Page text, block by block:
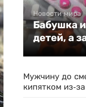
Новости мира
Бабушка
детей, а
Мужчину до
кипятком из-